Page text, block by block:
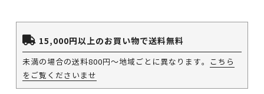
15,000円以上のお買い物で送料無料
未満の場合の送料800円～地域ごとに異なります。
こちら
をご覧くださいませ